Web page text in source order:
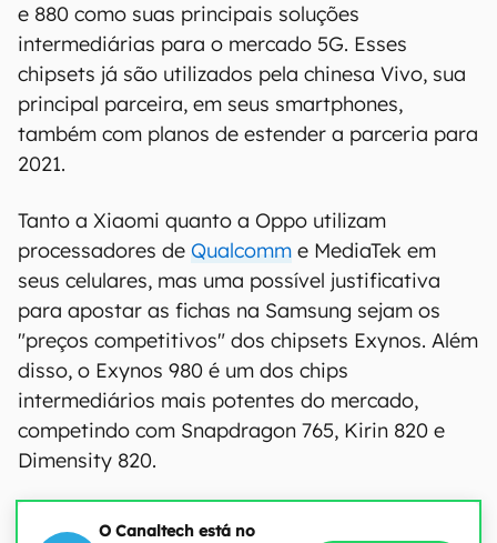
e 880 como suas principais soluções
intermediárias para o mercado 5G. Esses
chipsets já são utilizados pela chinesa Vivo, sua
principal parceira, em seus smartphones,
também com planos de estender a parceria para
2021.
Tanto a Xiaomi quanto a Oppo utilizam
processadores de Qualcomm e MediaTek em
seus celulares, mas uma possível justificativa
para apostar as fichas na Samsung sejam os
"preços competitivos" dos chipsets Exynos. Além
disso, o Exynos 980 é um dos chips
intermediários mais potentes do mercado,
competindo com Snapdragon 765, Kirin 820 e
Dimensity 820.
O Canaltech está no